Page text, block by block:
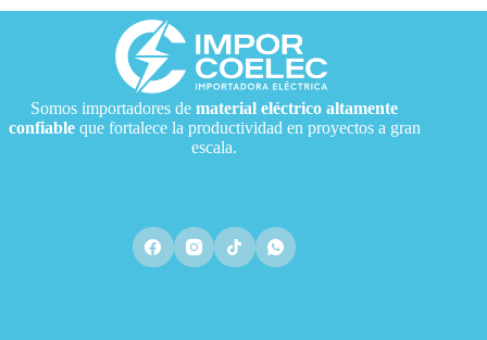
Somos importadores dematerial eléctrico altamente
confiableque fortalece la productividad en proyectos a gran
escala.